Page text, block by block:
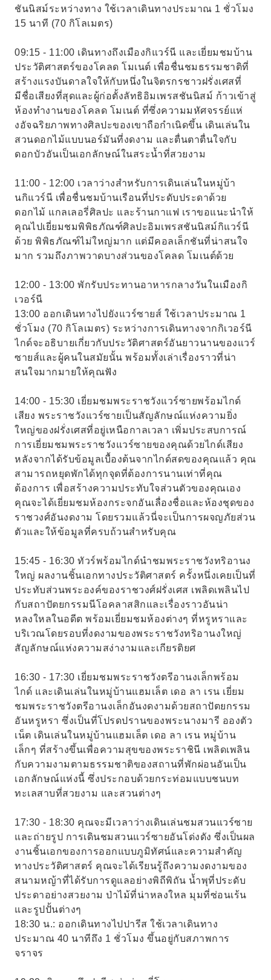
ชันนิสม์ระหว่างทาง ใช้เวลาเดินทางประมาณ 1 ชั่วโมง
15 นาที (70 กิโลเมตร)
09:15 - 11:00 เดินทางถึงเมืองกิแวร์นี และเยี่ยมชมบ้าน
ประวัติศาสตร์ของโคลด โมเนต์ เพื่อชื่นชมธรรมชาติที่
สร้างแรงบันดาลใจให้กับหนึ่งในจิตรกรชาวฝรั่งเศสที่
มีชื่อเสียงที่สุดและผู้ก่อตั้งลัทธิอิมเพรสชันนิสม์ ก้าวเข้าสู่
ห้องทำงานของโคลด โมเนต์ ที่ซึ่งความมหัศจรรย์แห่
งอัจฉริยภาพทางศิลปะของเขาถือกำเนิดขึ้น เดินเล่นใน
สวนดอกไม้แบบนอร์มันที่งดงาม และตื่นตาตื่นใจกับ
ดอกบัวอันเป็นเอกลักษณ์ในสระน้ำที่สวยงาม
11:00 - 12:00 เวลาว่างสำหรับการเดินเล่นในหมู่บ้า
นกิแวร์นี เพื่อชื่นชมบ้านเรือนที่ประดับประดาด้วย
ดอกไม้ แกลเลอรี่ศิลปะ และร้านกาแฟ เราขอแนะนำให้
คุณไปเยี่ยมชมพิพิธภัณฑ์ศิลปะอิมเพรสชันนิสม์กิแวร์นี
ด้วย พิพิธภัณฑ์ไม่ใหญ่มาก แต่มีคอลเล็กชันที่น่าสนใจ
มาก รวมถึงภาพวาดบางส่วนของโคลด โมเนต์ด้วย
12:00 - 13:00 พักรับประทานอาหารกลางวันในเมืองกิ
เวอร์นี
13:00 ออกเดินทางไปยังแวร์ซายส์ ใช้เวลาประมาณ 1
ชั่วโมง (70 กิโลเมตร) ระหว่างการเดินทางจากกิเวอร์นี
ไกด์จะอธิบายเกี่ยวกับประวัติศาสตร์อันยาวนานของแวร์
ซายส์และผู้คนในสมัยนั้น พร้อมทั้งเล่าเรื่องราวที่น่า
สนใจมากมายให้คุณฟัง
14:00 - 15:30 เยี่ยมชมพระราชวังแวร์ซายพร้อมไกด์
เสียง พระราชวังแวร์ซายเป็นสัญลักษณ์แห่งความยิ่ง
ใหญ่ของฝรั่งเศสที่อยู่เหนือกาลเวลา เพิ่มประสบการณ์
การเยี่ยมชมพระราชวังแวร์ซายของคุณด้วยไกด์เสียง
หลังจากได้รับข้อมูลเบื้องต้นจากไกด์สดของคุณแล้ว คุณ
สามารถหยุดพักได้ทุกจุดที่ต้องการนานเท่าที่คุณ
ต้องการ เพื่อสร้างความประทับใจส่วนตัวของคุณเอง
คุณจะได้เยี่ยมชมห้องกระจกอันเลื่องชื่อและห้องชุดของ
ราชวงศ์อันงดงาม โดยรวมแล้วนี่จะเป็นการผจญภัยส่วน
ตัวและให้ข้อมูลที่ครบถ้วนสำหรับคุณ
15:45 - 16:30 ทัวร์พร้อมไกด์นำชมพระราชวังทริอานง
ใหญ่ ผลงานชิ้นเอกทางประวัติศาสตร์ ครั้งหนึ่งเคยเป็นที่
ประทับส่วนพระองค์ของราชวงศ์ฝรั่งเศส เพลิดเพลินไป
กับสถาปัตยกรรมนีโอคลาสสิกและเรื่องราวอันน่า
หลงใหลในอดีต พร้อมเยี่ยมชมห้องต่างๆ ที่หรูหราและ
บริเวณโดยรอบที่งดงามของพระราชวังทริอานงใหญ่
สัญลักษณ์แห่งความสง่างามและเกียรติยศ
16:30 - 17:30 เยี่ยมชมพระราชวังตรีอานงเล็กพร้อม
ไกด์ และเดินเล่นในหมู่บ้านแฮมเล็ต เดอ ลา เรน เยี่ยม
ชมพระราชวังตรีอานงเล็กอันงดงามด้วยสถาปัตยกรรม
อันหรูหรา ซึ่งเป็นที่โปรดปรานของพระนางมารี อองตัว
เน็ต เดินเล่นในหมู่บ้านแฮมเล็ต เดอ ลา เรน หมู่บ้าน
เล็กๆ ที่สร้างขึ้นเพื่อความสุขของพระราชินี เพลิดเพลิน
กับความงามตามธรรมชาติของสถานที่พักผ่อนอันเป็น
เอกลักษณ์แห่งนี้ ซึ่งประกอบด้วยกระท่อมแบบชนบท
ทะเลสาบที่สวยงาม และสวนต่างๆ
17:30 - 18:30 คุณจะมีเวลาว่างเดินเล่นชมสวนแวร์ซาย
และถ่ายรูป การเดินชมสวนแวร์ซายอันโด่งดัง ซึ่งเป็นผล
งานชิ้นเอกของการออกแบบภูมิทัศน์และความสำคัญ
ทางประวัติศาสตร์ คุณจะได้เรียนรู้ถึงความงดงามของ
สนามหญ้าที่ได้รับการดูแลอย่างพิถีพิถัน น้ำพุที่ประดับ
ประดาอย่างสวยงาม ป่าไม้ที่น่าหลงใหล มุมที่ซ่อนเร้น
และรูปปั้นต่างๆ
18:30 น.: ออกเดินทางไปปารีส ใช้เวลาเดินทาง
ประมาณ 40 นาทีถึง 1 ชั่วโมง ขึ้นอยู่กับสภาพการ
จราจร